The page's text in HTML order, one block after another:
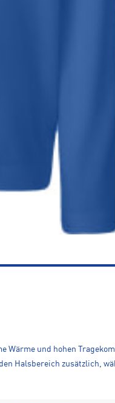
und hohen
Halsbereich zusätzlich,